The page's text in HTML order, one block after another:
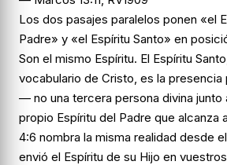
Los dos pasajes paralelos ponen «el
Padre» y «el Espíritu Santo» en
Son el mismo Espíritu. El Espíritu
vocabulario de Cristo, es la presencia
— no una tercera persona divina junto
propio Espíritu del Padre que alcanza
4:6 nombra la misma realidad desde
envió el Espíritu de su Hijo en